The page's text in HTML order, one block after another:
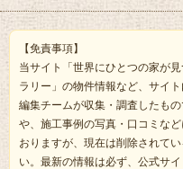
【免責事項】
当サイト「世界にひとつの家が
ラリー」の物件情報など、サイ
編集チームが収集・調査したも
や、施工事例の写真・口コミな
おりますが、現在は削除されて
い。最新の情報は必ず、公式サ